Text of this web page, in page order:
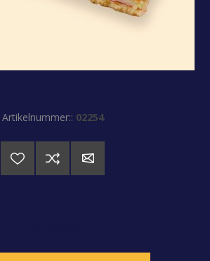
Artikelnummer:: 02254